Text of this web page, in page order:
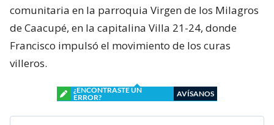
comunitaria en la parroquia Virgen de los Milagros
de Caacupé, en la capitalina Villa 21-24, donde
Francisco impulsó el movimiento de los curas
villeros.
¿ENCONTRASTE UN
ERROR?
AVÍSANOS